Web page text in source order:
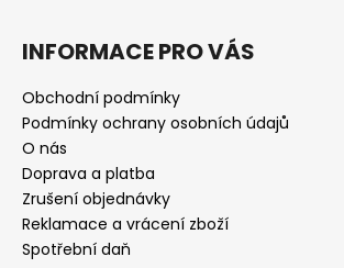
INFORMACE PRO VÁS
Obchodní podmínky
Podmínky ochrany osobních údajů
O nás
Doprava a platba
Zrušení objednávky
Reklamace a vrácení zboží
Spotřební daň